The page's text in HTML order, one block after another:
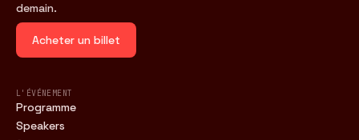
demain.
Acheter un billet
L'ÉVÉNEMENT
Programme
Speakers